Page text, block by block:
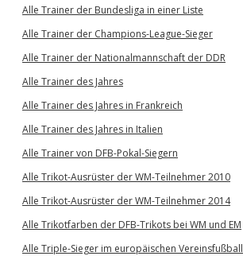
Alle Trainer der Bundesliga in einer Liste
Alle Trainer der Champions-League-Sieger
Alle Trainer der Nationalmannschaft der DDR
Alle Trainer des Jahres
Alle Trainer des Jahres in Frankreich
Alle Trainer des Jahres in Italien
Alle Trainer von DFB-Pokal-Siegern
Alle Trikot-Ausrüster der WM-Teilnehmer 2010
Alle Trikot-Ausrüster der WM-Teilnehmer 2014
Alle Trikotfarben der DFB-Trikots bei WM und EM
Alle Triple-Sieger im europäischen Vereinsfußball